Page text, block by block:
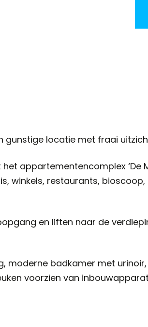
gunstige locatie met fraai
het appartementencomplex
winkels, restaurants,
en liften naar de
moderne badkamer met
voorzien van